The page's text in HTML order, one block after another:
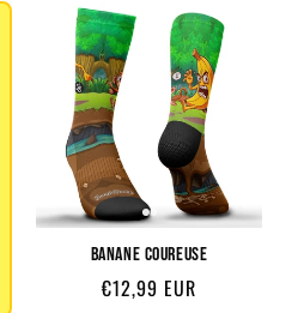
BANANE COUREUSE
Prix
€12,99 EUR